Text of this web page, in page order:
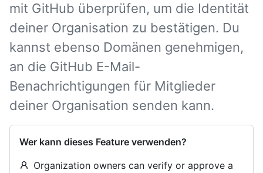
mit GitHub überprüfen, um die Identität
deiner Organisation zu bestätigen. Du
kannst ebenso Domänen genehmigen,
an die GitHub E-Mail-
Benachrichtigungen für Mitglieder
deiner Organisation senden kann.
Wer kann dieses Feature verwenden?
Organization owners can verify or approve a